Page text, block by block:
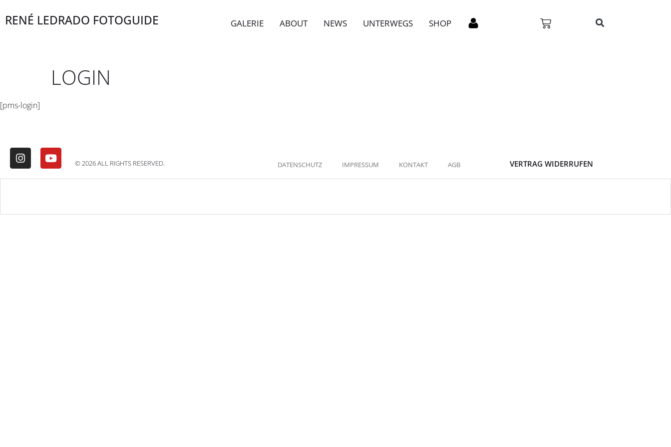
RENÉ LEDRADO FOTOGUIDE GALERIE ABOUT NEWS UNTERWEGS SHOP
LOGIN
[pms-login]
© 2026 ALL RIGHTS RESERVED. DATENSCHUTZ IMPRESSUM KONTAKT AGB VERTRAG WIDERRUFEN